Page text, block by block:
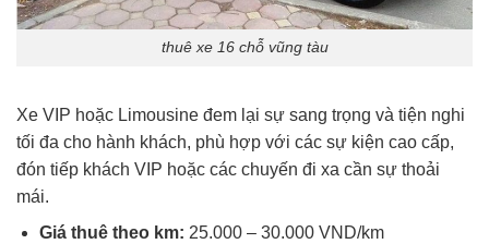
thuê xe 16 chỗ vũng tàu
Xe VIP hoặc Limousine đem lại sự sang trọng và tiện nghi
tối đa cho hành khách, phù hợp với các sự kiện cao cấp,
đón tiếp khách VIP hoặc các chuyến đi xa cần sự thoải
mái.
Giá thuê theo km: 25.000 – 30.000 VND/km